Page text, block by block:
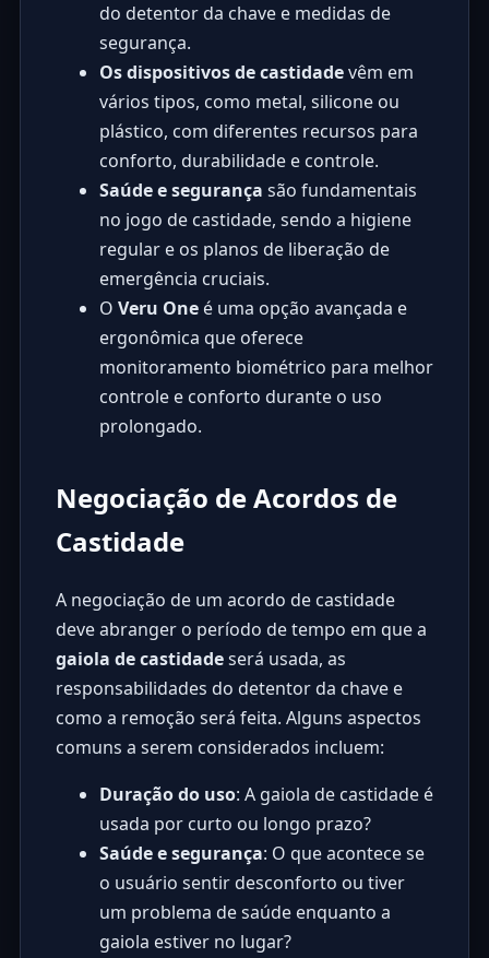
do detentor da chave e medidas de
segurança.
Os dispositivos de castidadevêm em
vários tipos, como metal, silicone ou
plástico, com diferentes recursos para
conforto, durabilidade e controle.
Saúde e segurança são fundamentais
no jogo de castidade, sendo a higiene
regular e os planos de liberação de
emergência cruciais.
O Veru Oneé uma opção avançada e
ergonômica que oferece
monitoramento biométrico para melhor
controle e conforto durante o uso
prolongado.
Negociação de Acordos de
Castidade
A negociação de um acordo de castidade
deve abranger o período de tempo em que a
gaiola de castidadeserá usada, as
responsabilidades do detentor da chave e
como a remoção será feita. Alguns aspectos
comuns a serem considerados incluem:
Duração do uso: A gaiola de castidade é
usada por curto ou longo prazo?
Saúde e segurança: O que acontece se
o usuário sentir desconforto ou tiver
um problema de saúde enquanto a
gaiola estiver no lugar?